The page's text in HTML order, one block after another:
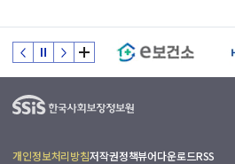
개인정보처리방침저작권정책뷰어다운로드RSS